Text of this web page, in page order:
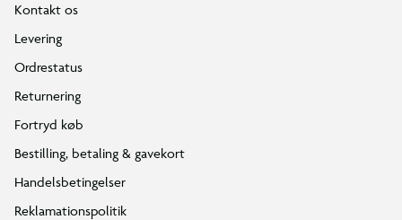
Kontakt os
Levering
Ordrestatus
Returnering
Fortryd køb
Bestilling, betaling & gavekort
Handelsbetingelser
Reklamationspolitik